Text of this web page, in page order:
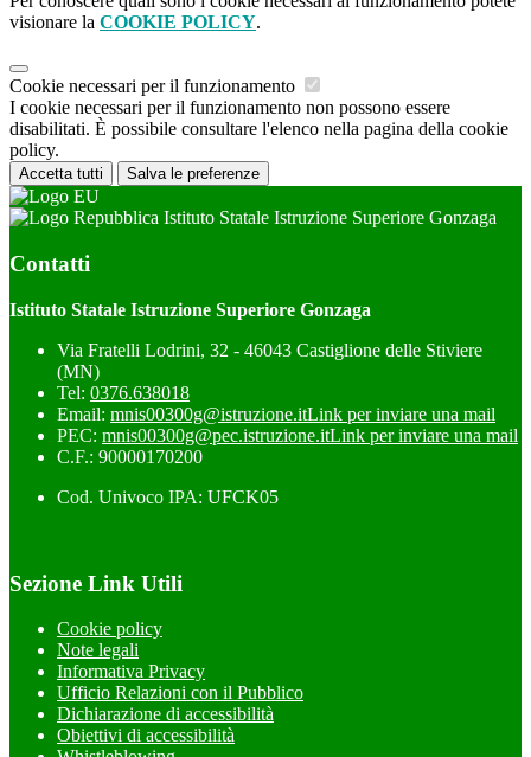
visionare la COOKIE POLICY.
Cookie necessari per il funzionamento
I cookie necessari per il funzionamento non possono essere
disabilitati. È possibile consultare l'elenco nella pagina della cookie
policy.
Accetta tutti Salva le preferenze
Istituto Statale Istruzione Superiore Gonzaga
Contatti
Istituto Statale Istruzione Superiore Gonzaga
Via Fratelli Lodrini, 32 - 46043 Castiglione delle Stiviere
(MN)
Tel: 0376.638018
Email: mnis00300g@istruzione.itLink per inviare una mail
PEC: mnis00300g@pec.istruzione.itLink per inviare una mail
C.F.: 90000170200
Cod. Univoco IPA: UFCK05
Sezione Link Utili
Cookie policy
Note legali
Informativa Privacy
Ufficio Relazioni con il Pubblico
Dichiarazione di accessibilità
Obiettivi di accessibilità